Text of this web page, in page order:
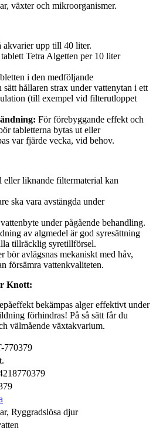
växter och mikroorganismer.
akvarier upp till 40 liter.
Tetra Algetten per 10 liter
i den medföljande
sätt hållaren strax under vattenytan i ett
(till exempel vid filterutloppet
För förebyggande effekt och
tabletterna bytas ut eller
var fjärde vecka, vid behov.
liknande filtermaterial kan
ska vara avstängda under
under pågående behandling.
av algmedel är god syresättning
tillräcklig syretillförsel.
bör avlägsnas mekaniskt med håv,
försämra vattenkvaliteten.
Knott:
bekämpas alger effektivt under
förhindras! På så sätt får du
välmående växtakvarium.
770379
Ryggradslösa djur